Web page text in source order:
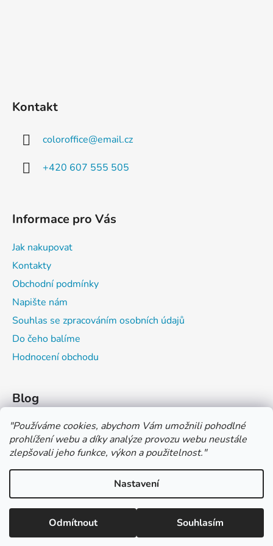
"Používáme cookies, abychom Vám umožnili pohodlné
prohlížení webu a díky analýze provozu webu neustále
zlepšovali jeho funkce, výkon a použitelnost."
Nastavení
Odmítnout Souhlasím
*** TUČNĚ ZVÝRAZNĚNÁ CENA U PRODUKTU JE CENA BEZ DPH
*** Vážení zákazníci, pokud při objednávce zvolíte platbu "PLATBA
NA FAKTURU (PLATBA PŘEDEM)" NEPLAŤTE prosím za zboží
ihned po ukončení objednávky. PLATEBNÍ ÚDAJE VÁM BUDOU
Kontakt
coloroffice@email.cz
+420 607 555 505
Informace pro Vás
Jak nakupovat
Kontakty
Obchodní podmínky
Napište nám
Souhlas se zpracováním osobních údajů
Do čeho balíme
Hodnocení obchodu
Blog
Čím můžeš psát do sešitu?
Jak na číslování sešitů
Značení tvrdosti grafitových tužek
Vytvořil Shoptet
Copyright 2026COLOR OFFICE s.r.o.. Všechna práva
vyhrazena.Upravit nastavení cookies